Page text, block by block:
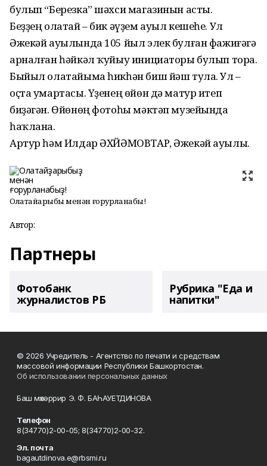
булып “Березка” шәхси магазинын асты.
Беҙҙең олатай – бик әүҙем ауыл кешеһе. Ул
Әжекәй ауылында 105 йыл элек булған фажиғәгә
арналған һәйкәл ҡуйыу инициаторы булып тора.
Быйыл олатайыма һикһән биш йәш тула. Ул –
оҫта умартасы. Үҙенең өйөн дә матур итеп
биҙәгән. Өйөнөң фотоһы мәктәп музейында
һаҡлана.
Артур һәм Илдар ӘХЙӘМОВТАР, Әжекәй ауылы.
Олатайҙарыбыҙ менән ғорурланабыҙ!
Автор:
Партнеры
Фотобанк
журналистов РБ
Рубрика "Еда и
напитки"
© 2026 Учредитель - Агентство по печати и средствам
массовой информации Республики Башкортостан.
Об использовании персональных данных
Баш мөхәррир Э. Ф. БАҺАУЕТДИНОВА
Телефон
8(34770)2-00-05; 8(34770)2-00-32.
Эл. почта
bagautdinova.e@rbsmi.ru